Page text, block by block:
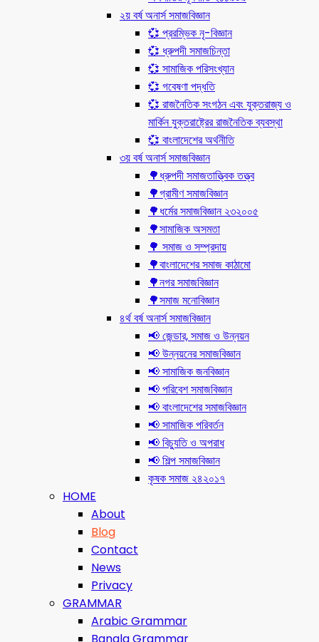
২য় বর্ষ অনার্স সমাজবিজ্ঞান
💞 প্ররম্ভিক নৃ-বিজ্ঞান
💞 ধ্রুপদী সমাজচিন্তা
💞 সামাজিক পরিসংখ্যান
💞 গবেষণা পদ্ধতি
💞 রাজনৈতিক সংগঠন এবং যুক্তরাজ্য ও
মার্কিন যুক্তরাষ্ট্রের রাজনৈতিক ব্যবস্থা
💞 বাংলাদেশের অর্থনীতি
৩য় বর্ষ অনার্স সমাজবিজ্ঞান
🌳ধ্রুপদী সমাজতাত্ত্বিক তত্ত্ব
🌳গ্রামীণ সমাজবিজ্ঞান
🌳ধর্মের সমাজবিজ্ঞান ২৩২০০৫
🌳সামাজিক অসমতা
🌳 সমাজ ও সম্প্রদায়
🌳বাংলাদেশের সমাজ কাঠামো
🌳নগর সমাজবিজ্ঞান
🌳সমাজ মনোবিজ্ঞান
৪র্থ বর্ষ অনার্স সমাজবিজ্ঞান
📢 জেন্ডার, সমাজ ও উন্নয়ন
📢 উন্নয়নের সমাজবিজ্ঞান
📢 সামাজিক জনবিজ্ঞান
📢 পরিবেশ সমাজবিজ্ঞান
📢 বাংলাদেশের সমাজবিজ্ঞান
📢 সামাজিক পরিবর্তন
📢 বিচ্যুতি ও অপরাধ
📢 শিল্প সমাজবিজ্ঞান
কৃষক সমাজ ২৪২০১৭
HOME
About
Blog
Contact
News
Privacy
GRAMMAR
Arabic Grammar